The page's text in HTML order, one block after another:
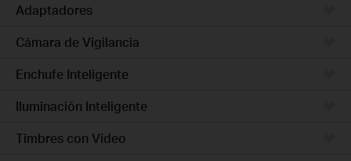
Adaptadores
Cámara de Vigilancia
Enchufe Inteligente
Iluminación Inteligente
Timbres con Video